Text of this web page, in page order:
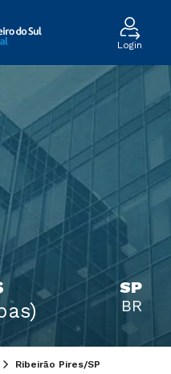
Login
SP
BR
Ribeirão Pires/SP